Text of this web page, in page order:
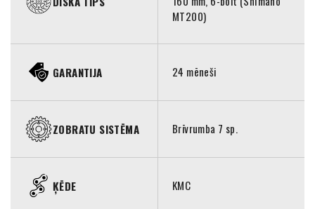
MT200)
GARANTIJA 24 mēneši
ZOBRATU SISTĒMA Brīvrumba 7 sp.
ĶĒDE KMC